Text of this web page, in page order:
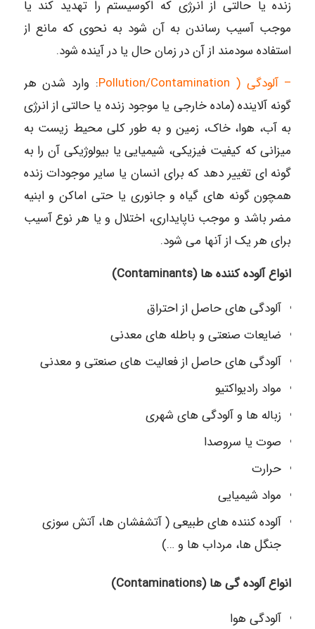
زنده یا حالتی از انرژی که اکوسیستم را تهدید کند یا
موجب آسیب رساندن به آن شود به نحوی که مانع از
استفاده سودمند از آن در زمان حال یا در آینده شود.
– آلودگی ( Pollution/Contamination
: وارد شدن هر
گونه آلاینده (ماده خارجی یا موجود زنده یا حالتی از انرژی
به آب، هوا، خاک، زمین و به طور کلی محیط زیست به
میزانی که کیفیت فیزیکی، شیمیایی یا بیولوژیکی آن را به
گونه ای تغییر دهد که برای انسان یا سایر موجودات زنده
همچون گونه های گیاه و جانوری یا حتی اماکن و ابنیه
مضر باشد و موجب ناپایداری، اختلال و یا هر نوع آسیب
برای هر یک از آنها می شود.
انواع آلوده کننده ها (Contaminants)
آلودگی های حاصل از احتراق
ضایعات صنعتی و باطله های معدنی
آلودگی های حاصل از فعالیت های صنعتی و معدنی
مواد رادیواکتیو
زباله ها و آلودگی های شهری
صوت یا سروصدا
حرارت
مواد شیمیایی
آلوده کننده های طبیعی ( آتشفشان ها، آتش سوزی
جنگل ها، مرداب ها و …)
انواع آلوده گی ها (Contaminations)
آلودگی هوا